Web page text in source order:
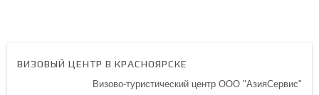
ВИЗОВЫЙ ЦЕНТР В КРАСНОЯРСКЕ
Визово-туристический центр ООО "АзияСервис"